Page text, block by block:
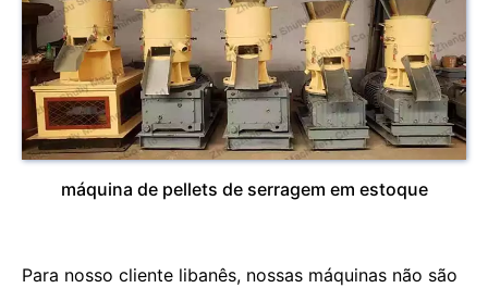
máquina de pellets de serragem em estoque
Para nosso cliente libanês, nossas máquinas não são